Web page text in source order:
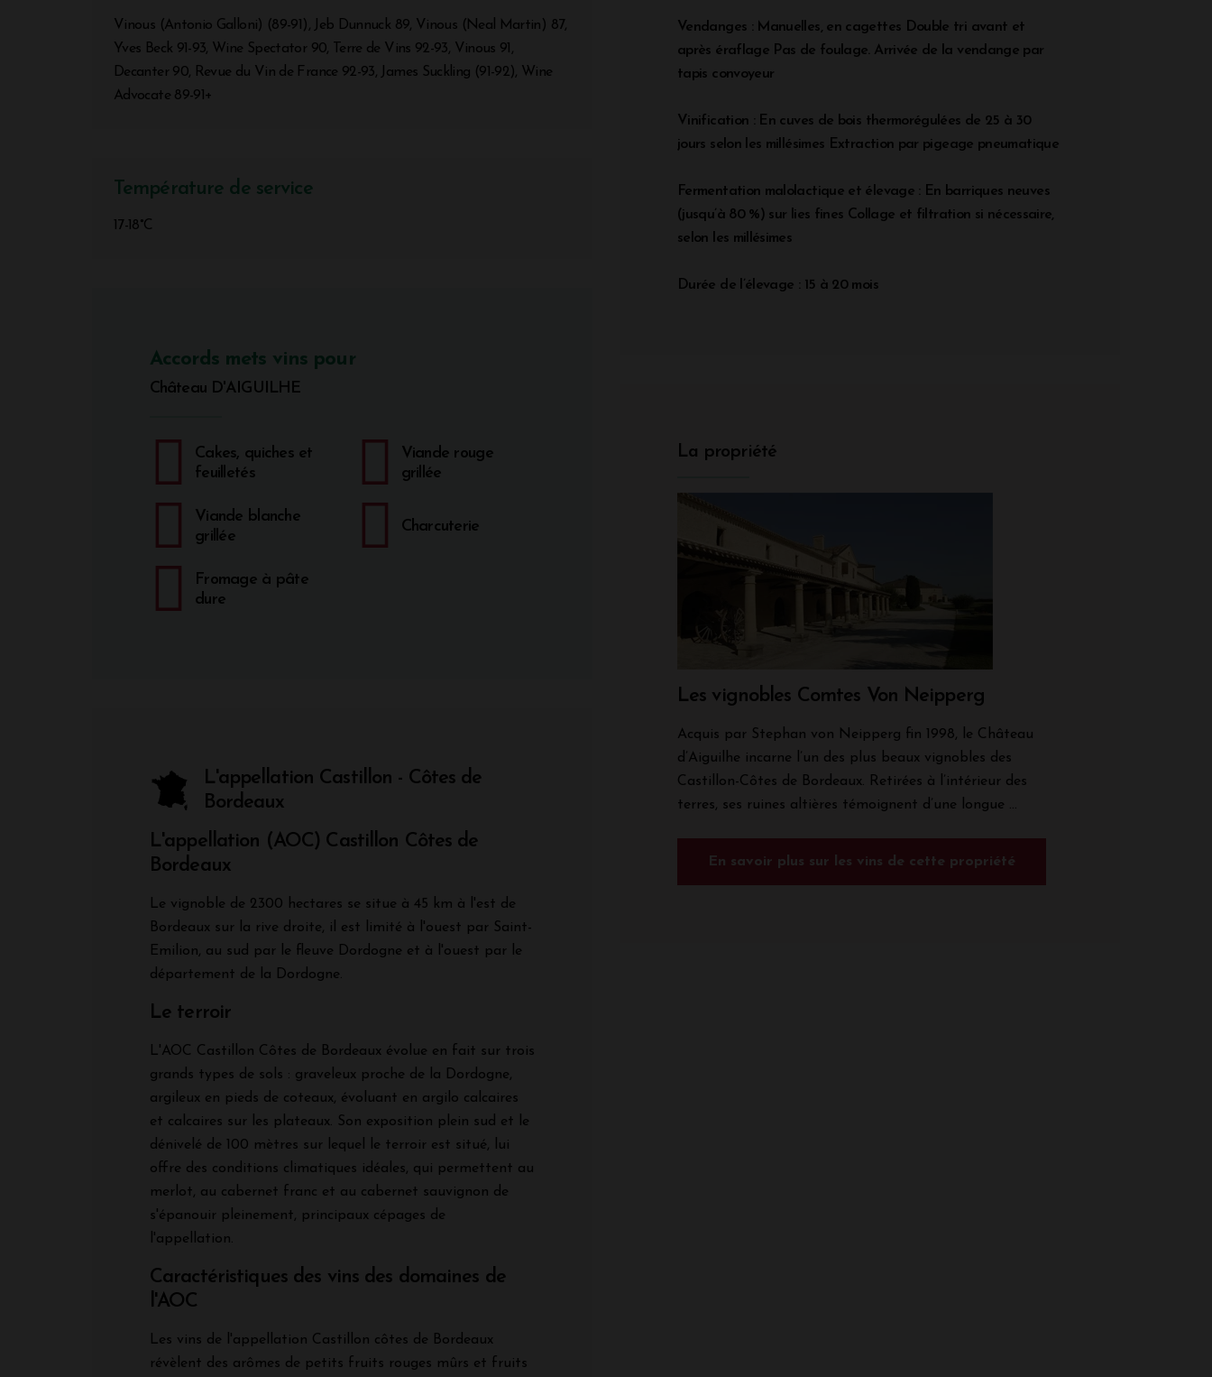
Vinous (Antonio Galloni) (89-91), Jeb Dunnuck 89, Vinous (Neal Martin) 87,
Yves Beck 91-93, Wine Spectator 90, Terre de Vins 92-93, Vinous 91,
Decanter 90, Revue du Vin de France 92-93, James Suckling (91-92), Wine
Advocate 89-91+
Température de service
17-18°C
Accords mets vins pour
Château D'AIGUILHE
Cakes, quiches et
feuilletés
Viande rouge
grillée
Viande blanche
grillée
Charcuterie
Fromage à pâte
dure
L'appellation Castillon - Côtes de
Bordeaux
L'appellation (AOC) Castillon Côtes de
Bordeaux
Le vignoble de 2300 hectares se situe à 45 km à l'est de
Bordeaux sur la rive droite, il est limité à l'ouest par Saint-
Emilion, au sud par le fleuve Dordogne et à l'ouest par le
département de la Dordogne.
Le terroir
L'AOC Castillon Côtes de Bordeaux évolue en fait sur trois
grands types de sols : graveleux proche de la Dordogne,
argileux en pieds de coteaux, évoluant en argilo calcaires
et calcaires sur les plateaux. Son exposition plein sud et le
dénivelé de 100 mètres sur lequel le terroir est situé, lui
offre des conditions climatiques idéales, qui permettent au
merlot, au cabernet franc et au cabernet sauvignon de
s'épanouir pleinement, principaux cépages de
l'appellation.
Caractéristiques des vins des domaines de
l'AOC
Les vins de l'appellation Castillon côtes de Bordeaux
révèlent des arômes de petits fruits rouges mûrs et fruits
Vendanges : Manuelles, en cagettes Double tri avant et
après éraflage Pas de foulage. Arrivée de la vendange par
tapis convoyeur
Vinification : En cuves de bois thermorégulées de 25 à 30
jours selon les millésimes Extraction par pigeage pneumatique
Fermentation malolactique et élevage : En barriques neuves
(jusqu’à 80 %) sur lies fines Collage et filtration si nécessaire,
selon les millésimes
Durée de l’élevage : 15 à 20 mois
La propriété
Les vignobles Comtes Von Neipperg
Acquis par Stephan von Neipperg fin 1998, le Château
d’Aiguilhe incarne l’un des plus beaux vignobles des
Castillon-Côtes de Bordeaux. Retirées à l’intérieur des
terres, ses ruines altières témoignent d’une longue ...
En savoir plus sur les vins de cette propriété